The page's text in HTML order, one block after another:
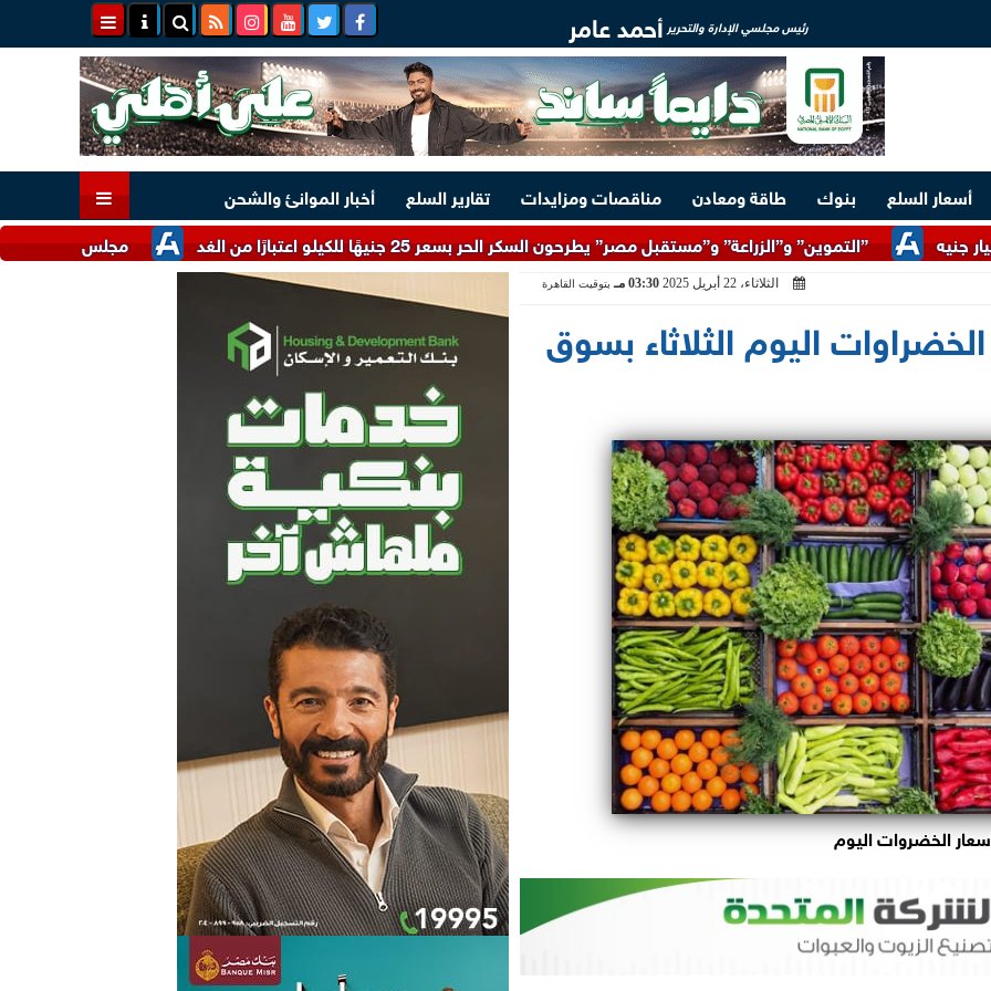
رئيس مجلسي الإدارة والتحرير أحمد عامر
أسعار السلع بنوك طاقة ومعادن مناقصات ومزايدات تقارير السلع
أخبار الموانئ والشحن
مجلس الوزراء يستعرض أبرز
”التموين” و”الزراعة” و”مستقبل مصر” يطرحون السكر الحر بسعر 25 جنيهًا للكيلو اعتبارًا من الغد
الثلاثاء، 22 أبريل 2025 03:30 مـ بتوقيت القاهرة
اليوم الثلاثاء بسوق
الخضروات اليوم